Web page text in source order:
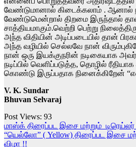
வேண்டுமானால் கிடைக்கலாம் . ஆனால்
வேண்டுமென்றால் திறமை இருந்தால்
சாத்தியமாகும்.வெற்றி பெற்று
அந்த விதியின் அடிப்படையில் தான்
அந்த வழியில் செல்லவே நான்
நான் ஒரு இயக்குநரின் நடிகையாக
நடிப்பில் வெளிப்படுத்த, தொழில்
கொண்டு இருப்பதாக நினைக்கிறேன்
V. K. Sundar
Bhuvan Selvaraj
Post Views: 93
Post
navigation
மாஸ்க் திரைப்பட இசை மற்றும் டிரெய்லர்
“யெல்லோ” ( Yellow) திரைப்பட இசை
விழா !!